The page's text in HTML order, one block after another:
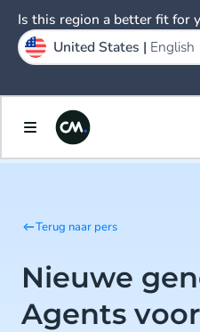
Terug naar pers
Nieuwe
Agents
Is this region a better fit for
United States | English